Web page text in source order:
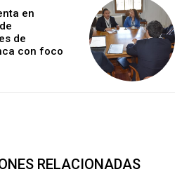
en
de
con foco
RELACIONADAS